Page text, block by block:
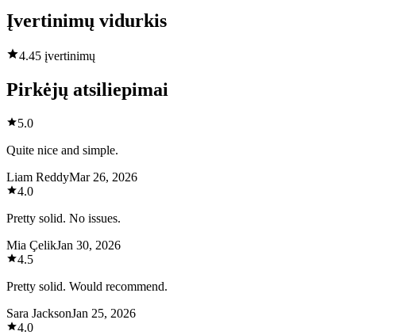
Įvertinimų vidurkis
4.45 įvertinimų
Pirkėjų atsiliepimai
5.0
Quite nice and simple.
Liam ReddyMar 26, 2026
4.0
Pretty solid. No issues.
Mia ÇelikJan 30, 2026
4.5
Pretty solid. Would recommend.
Sara JacksonJan 25, 2026
4.0